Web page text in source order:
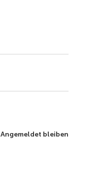
Angemeldet bleiben